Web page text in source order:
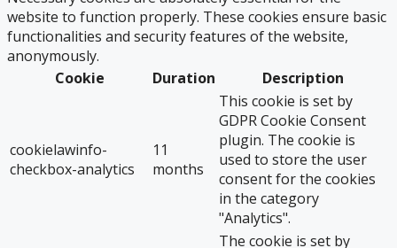
website to function properly. These cookies ensure basic
functionalities and security features of the website,
anonymously.
Cookie
Duration Description
cookielawinfo-
checkbox-analytics
11
months
This cookie is set by
GDPR Cookie Consent
plugin. The cookie is
used to store the user
consent for the cookies
in the category
"Analytics".
The cookie is set by